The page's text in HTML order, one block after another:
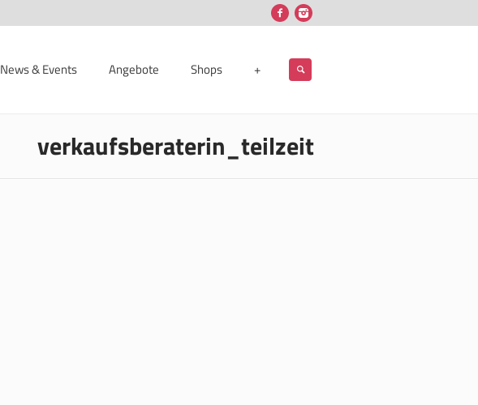
News & Events Angebote Shops +
verkaufsberaterin_teilzeit